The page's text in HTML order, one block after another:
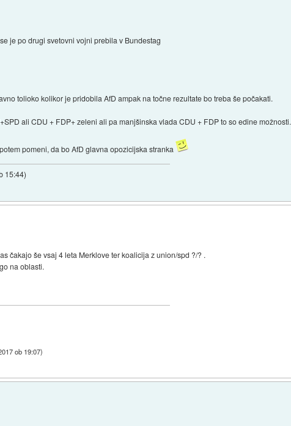
je po drugi svetovni vojni prebila v Bundestag
tolioko kolikor je pridobila AfD ampak na točne rezultate bo treba še počakati.
ali CDU + FDP+ zeleni ali pa manjšinska vlada CDU + FDP to so edine možnosti.
pomeni, da bo AfD glavna opozicijska stranka
15:44)
čakajo še vsaj 4 leta Merklove ter koalicija z union/spd ?/? .
na oblasti.
ob 19:07)